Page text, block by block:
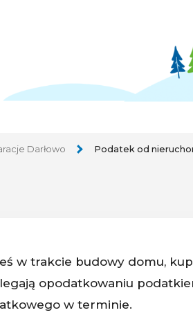
Darłowo Podatek od
w trakcie budowy domu,
opodatkowaniu
w terminie.